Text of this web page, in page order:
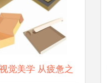
觉美学 从疲惫之